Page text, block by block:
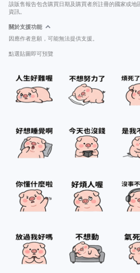
該販售報告包含購買日期及購買者所註冊的國家或地
資訊。
關於支援功能
因應作者意願，可能無法提供支援。
點選貼圖即可預覽